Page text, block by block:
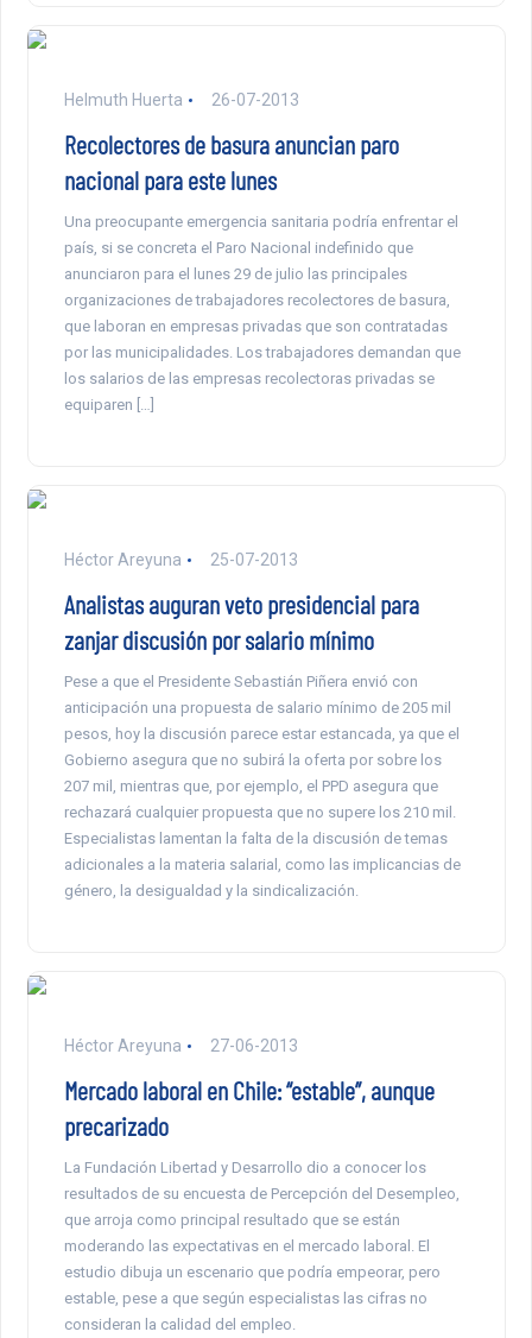
Helmuth Huerta 26-07-2013
Recolectores de basura anuncian paro
nacional para este lunes
Una preocupante emergencia sanitaria podría enfrentar el
país, si se concreta el Paro Nacional indefinido que
anunciaron para el lunes 29 de julio las principales
organizaciones de trabajadores recolectores de basura,
que laboran en empresas privadas que son contratadas
por las municipalidades. Los trabajadores demandan que
los salarios de las empresas recolectoras privadas se
equiparen […]
Héctor Areyuna 25-07-2013
Analistas auguran veto presidencial para
zanjar discusión por salario mínimo
Pese a que el Presidente Sebastián Piñera envió con
anticipación una propuesta de salario mínimo de 205 mil
pesos, hoy la discusión parece estar estancada, ya que el
Gobierno asegura que no subirá la oferta por sobre los
207 mil, mientras que, por ejemplo, el PPD asegura que
rechazará cualquier propuesta que no supere los 210 mil.
Especialistas lamentan la falta de la discusión de temas
adicionales a la materia salarial, como las implicancias de
género, la desigualdad y la sindicalización.
Héctor Areyuna 27-06-2013
Mercado laboral en Chile: “estable”, aunque
precarizado
La Fundación Libertad y Desarrollo dio a conocer los
resultados de su encuesta de Percepción del Desempleo,
que arroja como principal resultado que se están
moderando las expectativas en el mercado laboral. El
estudio dibuja un escenario que podría empeorar, pero
estable, pese a que según especialistas las cifras no
consideran la calidad del empleo.